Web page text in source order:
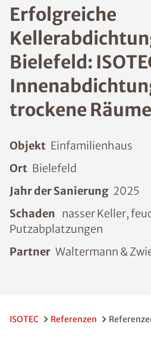
Erfolgreiche
Bielefeld:
trockene Räume
Objekt Einfamilienhaus
Ort Bielefeld
Jahr der Sanierung 2025
Schaden nasser Keller,
Putzabplatzungen
Partner Waltermann &
ISOTEC Referenzen